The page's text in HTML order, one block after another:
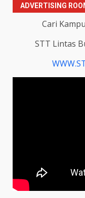
ADVERTISING
Cari
STT Lintas